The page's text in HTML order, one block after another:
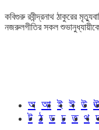
কবিগুরু রবীন্দ্রনাথ ঠাকুরের
নজরুলগীতির সকল শুভানুধ্যায়ীকে
অ আ ই ঈ উ ঊ
ট ঠ ড ঢ ত থ